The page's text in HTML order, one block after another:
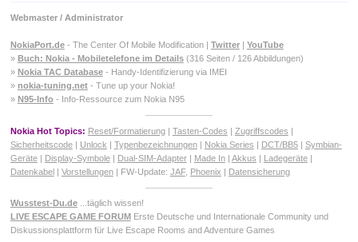
Webmaster / Administrator
NokiaPort.de- The Center Of Mobile Modification | Twitter| YouTube
» Buch: Nokia - Mobiletelefone im Details(316 Seiten / 126 Abbildungen)
» Nokia TAC Database- Handy-Identifizierung via IMEI
» nokia-tuning.net- Tune up your Nokia!
» N95-Info - Info-Ressource zum Nokia N95
Nokia Hot Topics: Reset/Formatierung| Tasten-Codes | Zugriffscodes |
Sicherheitscode| Unlock | Typenbezeichnungen| Nokia Series | DCT/BB5| Symbian-
Geräte| Display-Symbole| Dual-SIM-Adapter| Made In| Akkus | Ladegeräte|
Datenkabel| Vorstellungen| FW-Update: JAF, Phoenix | Datensicherung
Wusstest-Du.de...täglich wissen!
LIVE ESCAPE GAME FORUM Erste Deutsche und Internationale Community und
Diskussionsplattform für Live Escape Rooms and Adventure Games